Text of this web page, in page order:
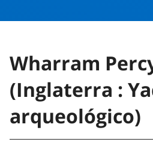
Wharram
(Inglaterra :
arqueológico)